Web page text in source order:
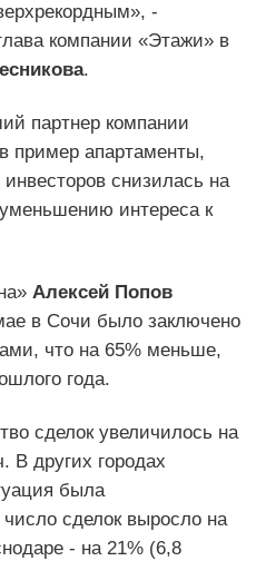
-
компании «Этажи» в
.
партнер компании
пример апартаменты,
снизилась на
интереса к
Алексей Попов
в Сочи было заключено
что на 65% меньше,
года.
сделок увеличилось на
В других городах
была
сделок выросло на
- на 21% (6,8